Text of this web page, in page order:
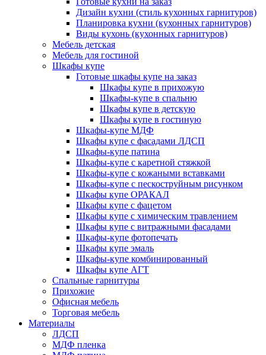
Дизайн кухни (стиль кухонных гарнитуров)
Планировка кухни (кухонных гарнитуров)
Виды кухонь (кухонных гарнитуров)
Мебель детская
Мебель для гостиной
Шкафы купе
Готовые шкафы купе на заказ
Шкафы купе в прихожую
Шкафы-купе в спальню
Шкафы купе в детскую
Шкафы купе в гостиную
Шкафы-купе МДФ
Шкафы купе с фасадами ЛДСП
Шкафы-купе патина
Шкафы-купе с каретной стяжкой
Шкафы-купе с кожаными вставками
Шкафы-купе с пескоструйным рисунком
Шкафы купе ОРАКАЛ
Шкафы купе с фацетом
Шкафы купе с химическим травлением
Шкафы купе с витражными фасадами
Шкафы-купе фотопечать
Шкафы купе эмаль
Шкафы-купе комбинированный
Шкафы купе АГТ
Спальные гарнитуры
Прихожие
Офисная мебель
Торговая мебель
Материалы
ЛДСП
МДФ пленка